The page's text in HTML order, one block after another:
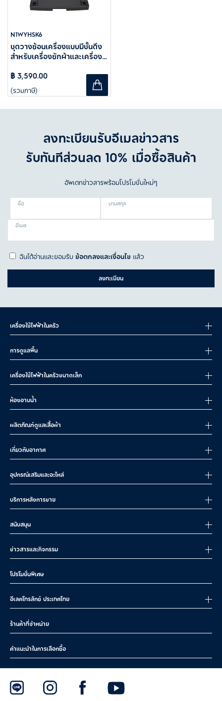
N1WYHSK6
ชุดวางซ้อนเครื่องแบบมีชั้นดึง
สำหรับเครื่องซักผ้าและเครื่อง
฿ 3,590.00
(รวมภาษี)
ลงทะเบียนรับอีเมลข่าวสาร
รับทันทีส่วนลด 10% เมื่อซื้อสินค้า
อัพเดทข่าวสารพร้อมโปรโมชั่นใหม่ๆ
ชื่อ นามสกุล
อีเมล
ฉันได้อ่านและยอมรับข้อตกลงและเงื่อนไข แล้ว
ลงทะเบียน
เครื่องใช้ไฟฟ้าในครัว
การดูแลพื้น
เครื่องใช้ไฟฟ้าในครัวขนาดเล็ก
ห้องอาบน้ำ
ผลิตภัณฑ์ดูแลเสื้อผ้า
เกี่ยวกับอากาศ
อุปกรณ์เสริมและอะไหล่
บริการหลังการขาย
สนับสนุน
ข่าวสารและกิจกรรม
โปรโมชั่นพิเศษ
อีเลคโทรลักซ์ ประเทศไทย
ร้านค้าที่จำหน่าย
คำแนะนำในการเลือกซื้อ